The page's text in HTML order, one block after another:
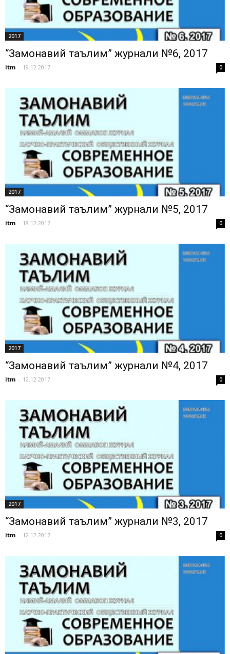
2017
“Замонавий таълим” журнали №6, 2017
itm - 19.12.2017 0
2017
“Замонавий таълим” журнали №5, 2017
itm - 18.12.2017 0
2017
“Замонавий таълим” журнали №4, 2017
itm - 12.12.2017 0
2017
“Замонавий таълим” журнали №3, 2017
itm - 12.12.2017 0